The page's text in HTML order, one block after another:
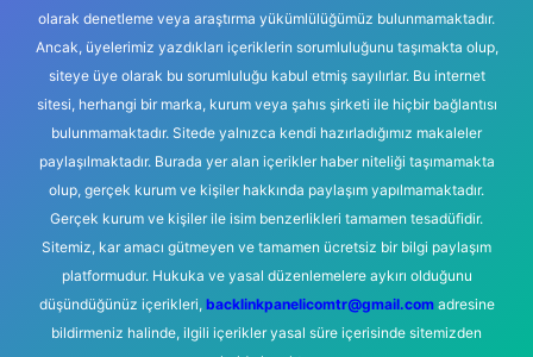
olarak denetleme veya araştırma yükümlülüğümüz bulunmamaktadır.
Ancak, üyelerimiz yazdıkları içeriklerin sorumluluğunu taşımakta olup,
siteye üye olarak bu sorumluluğu kabul etmiş sayılırlar. Bu internet
sitesi, herhangi bir marka, kurum veya şahıs şirketi ile hiçbir bağlantısı
bulunmamaktadır. Sitede yalnızca kendi hazırladığımız makaleler
paylaşılmaktadır. Burada yer alan içerikler haber niteliği taşımamakta
olup, gerçek kurum ve kişiler hakkında paylaşım yapılmamaktadır.
Gerçek kurum ve kişiler ile isim benzerlikleri tamamen tesadüfidir.
Sitemiz, kar amacı gütmeyen ve tamamen ücretsiz bir bilgi paylaşım
platformudur. Hukuka ve yasal düzenlemelere aykırı olduğunu
düşündüğünüz içerikleri, backlinkpanelicomtr@gmail.comadresine
bildirmeniz halinde, ilgili içerikler yasal süre içerisinde sitemizden